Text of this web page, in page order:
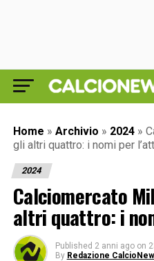
Home » Archivio » 2024 »
gli altri quattro: i nomi per
2024
Calciomercato
altri quattro: i
Published 2 anni ago on
By Redazione